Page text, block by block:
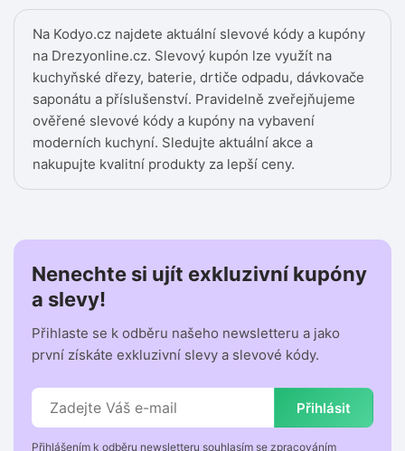
Na Kodyo.cz najdete aktuální slevové kódy a kupóny
na Drezyonline.cz. Slevový kupón lze využít na
kuchyňské dřezy, baterie, drtiče odpadu, dávkovače
saponátu a příslušenství. Pravidelně zveřejňujeme
ověřené slevové kódy a kupóny na vybavení
moderních kuchyní. Sledujte aktuální akce a
nakupujte kvalitní produkty za lepší ceny.
Nenechte si ujít exkluzivní kupóny
a slevy!
Přihlaste se k odběru našeho newsletteru a jako
první získáte exkluzivní slevy a slevové kódy.
Přihlásit
Přihlášením k odběru newsletteru souhlasím se zpracováním